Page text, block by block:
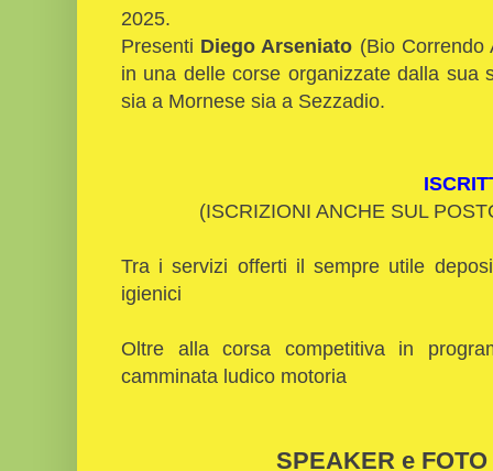
2025.
Presenti Diego Arseniato (Bio Correndo
in una delle corse organizzate dalla sua
sia a Mornese sia a Sezzadio.
(ISCRIZIONI ANCHE SUL
Tra i servizi offerti il sempre utile
igienici
Oltre alla corsa competitiva in
camminata ludico motoria
SPEAKER e